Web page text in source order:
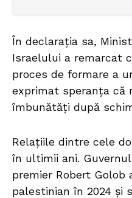
În declarația sa,
Israelului a remarcat
proces de formare a
exprimat speranța că
îmbunătăți după
Relațiile dintre cele
în ultimii ani.
premier Robert
palestinian în 2024 și